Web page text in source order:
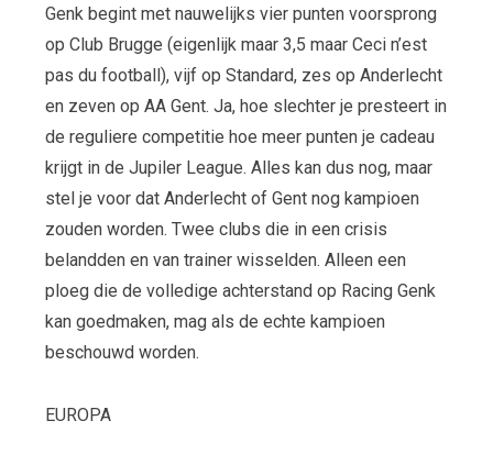
Genk begint met nauwelijks vier punten voorsprong
op Club Brugge (eigenlijk maar 3,5 maar Ceci n’est
pas du football), vijf op Standard, zes op Anderlecht
en zeven op AA Gent. Ja, hoe slechter je presteert in
de reguliere competitie hoe meer punten je cadeau
krijgt in de Jupiler League. Alles kan dus nog, maar
stel je voor dat Anderlecht of Gent nog kampioen
zouden worden. Twee clubs die in een crisis
belandden en van trainer wisselden. Alleen een
ploeg die de volledige achterstand op Racing Genk
kan goedmaken, mag als de echte kampioen
beschouwd worden.
EUROPA